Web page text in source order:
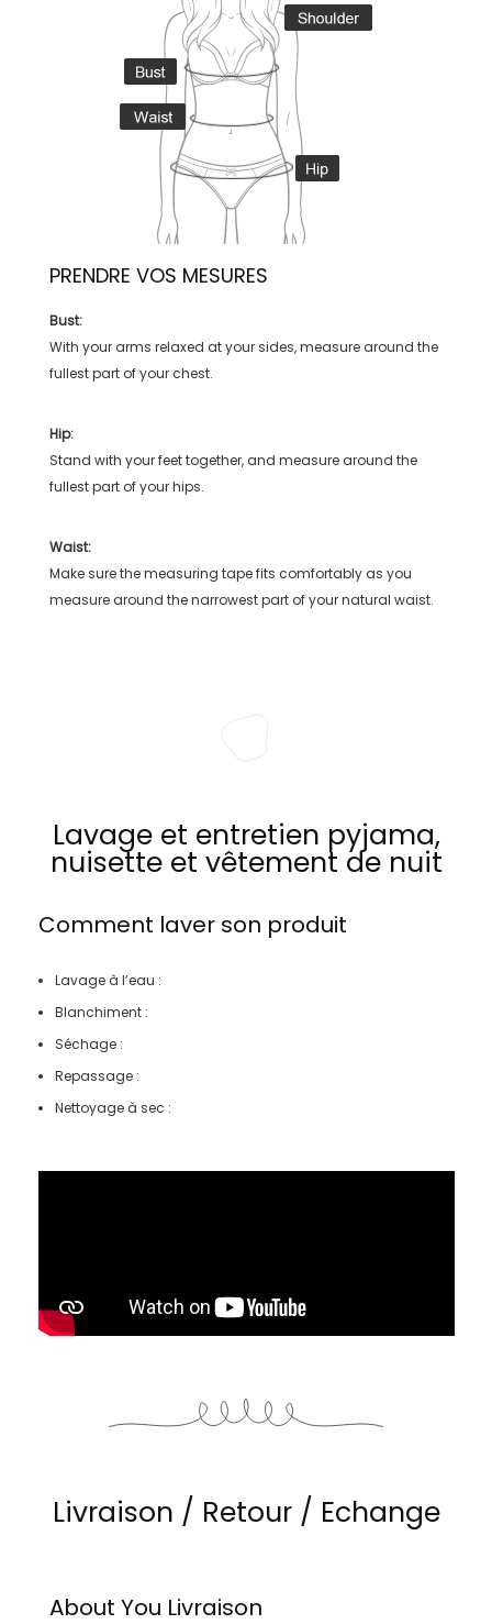
PRENDRE VOS MESURES
Bust:
With your arms relaxed at your sides, measure around the
fullest part of your chest.
Hip:
Stand with your feet together, and measure around the
fullest part of your hips.
Waist:
Make sure the measuring tape fits comfortably as you
measure around the narrowest part of your natural waist.
Lavage et entretien pyjama,
nuisette et vêtement de nuit
Comment laver son produit
Lavage à l’eau :
Blanchiment :
Séchage :
Repassage :
Nettoyage à sec :
Livraison / Retour / Echange
About You Livraison